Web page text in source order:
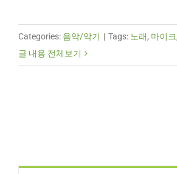
Categories: 음악/악기 | Tags: 노래, 마이크
글 내용 전체보기